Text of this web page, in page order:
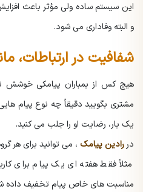
این سیستم ساده ولی مؤثر باعث
و البته وفاداری می شود.
شفافیت در ارتباطات،
هیچ کس از بمباران پیامکی خوشش
مشتری بگویید دقیقاً چه نوع پیام
یک بار، رضایت او را جلب می کنید.
دررادین پیامک ، می توانید برای هر
مثلاً فقط هفته ای یک پیام برای
مناسبت های خاص پیام تخفیف داده